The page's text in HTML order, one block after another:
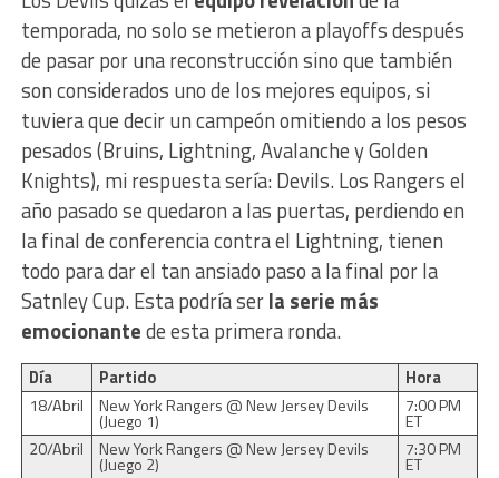
temporada, no solo se metieron a playoffs después
de pasar por una reconstrucción sino que también
son considerados uno de los mejores equipos, si
tuviera que decir un campeón omitiendo a los pesos
pesados (Bruins, Lightning, Avalanche y Golden
Knights), mi respuesta sería: Devils. Los Rangers el
año pasado se quedaron a las puertas, perdiendo en
la final de conferencia contra el Lightning, tienen
todo para dar el tan ansiado paso a la final por la
Satnley Cup. Esta podría serla serie más
emocionantede esta primera ronda.
Día Partido
Hora
18/Abril
New York Rangers @ New Jersey Devils
(Juego 1)
7:00 PM
ET
20/Abril
New York Rangers @ New Jersey Devils
(Juego 2)
7:30 PM
ET